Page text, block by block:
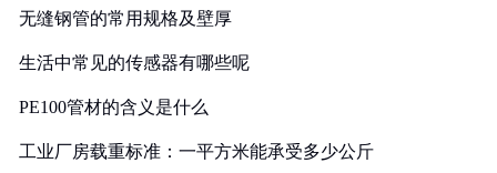
无缝钢管的常用规格及壁厚
生活中常见的传感器有哪些呢
PE100管材的含义是什么
工业厂房载重标准：一平方米能承受多少公斤